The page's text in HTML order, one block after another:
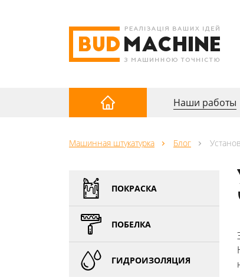
Наши работы
Машинная штукатурка Блог
ПОКРАСКА
ПОБЕЛКА
ГИДРОИЗОЛЯЦИЯ